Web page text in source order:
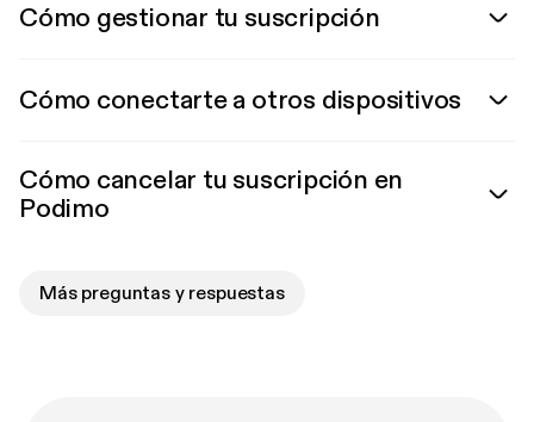
Cómo gestionar tu suscripción
Cómo conectarte a otros dispositivos
Cómo cancelar tu suscripción en
Podimo
Más preguntas y respuestas